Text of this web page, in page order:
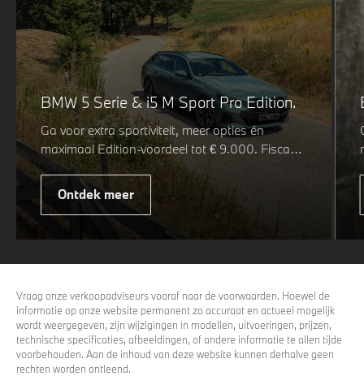
BMW 5 Serie & i5 M Sport Pro Edition.
Ga voor extra sportiviteit, meer opties én
maximaal Edition-voordeel tot € 9.000. Fiscaal
leverbaar vanaf € 75.347. Met de BMW 5 Serie
& i5 M Sport Pro Edition kiest u voor een rijk
uitgeruste uitvoering waarin juist de details het
u nog één keer omkijkt voordat u verder loopt.
Ontdek meer
Vraag onze verkoopadviseurs vooraf naar de voorwaarden. Hoewel de
informatie op onze website permanent zo accuraat en actueel mogelijk
wordt weergegeven, zijn wijzigingen in modellen, uitvoeringen, prijzen,
technische specificaties, afbeeldingen, of andere informatie te allen tijde
voorbehouden. Aan de inhoud van deze website kunnen derhalve geen
rechten worden ontleend.